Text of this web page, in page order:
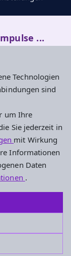
Technologien
sind
um Ihre
Sie jederzeit in
mit Wirkung
Informationen
Daten
.
...